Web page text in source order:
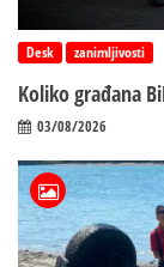
Desk zanimljivosti
Koliko građana
03/08/2026